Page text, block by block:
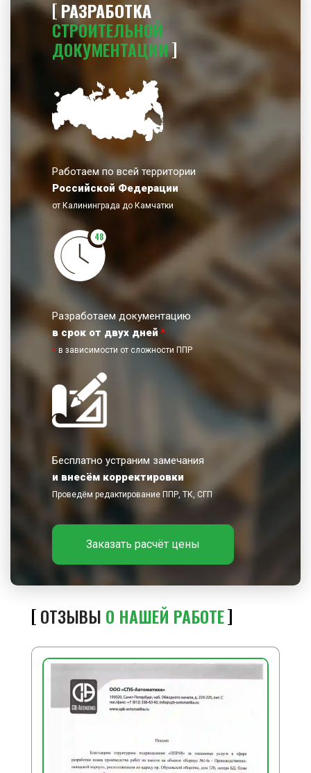
РАЗРАБОТКА
СТРОИТЕЛЬНОЙ
ДОКУМЕНТАЦИИ
Работаем по всей территории
Российской Федерации
от Калининграда до Камчатки
48
Разработаем документацию
в срок от двух дней *
* в зависимости от сложности ППР
Бесплатно устраним замечания
и внесём корректировки
Проведём редактирование ППР, ТК, СГП
Заказать расчёт цены
ОТЗЫВЫ О НАШЕЙ РАБОТЕ